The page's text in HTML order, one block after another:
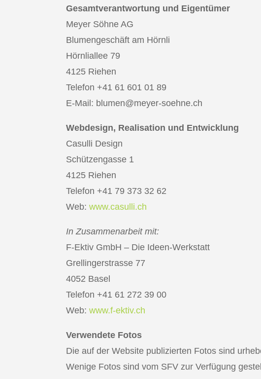
Gesamtverantwortung und Eigentümer
Meyer Söhne AG
Blumengeschäft am Hörnli
Hörnliallee 79
4125 Riehen
Telefon +41 61 601 01 89
E-Mail: blumen@meyer-soehne.ch
Webdesign, Realisation und Entwicklung
Casulli Design
Schützengasse 1
4125 Riehen
Telefon +41 79 373 32 62
Web:www.casulli.ch
In Zusammenarbeit mit:
F-Ektiv GmbH – Die Ideen-Werkstatt
Grellingerstrasse 77
4052 Basel
Telefon +41 61 272 39 00
Web:www.f-ektiv.ch
Verwendete Fotos
Die auf der Website publizierten Fotos sind
Wenige Fotos sind vom SFV zur Verfügung